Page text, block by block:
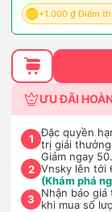
+1.000 ₫ Điểm
ƯU ĐÃI
1
Đặc quyền
trị giải
2
Giảm ngay
Vnsky lên tới
(Khám phá
3
Nhận báo
khi mua số